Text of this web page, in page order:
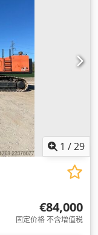
1 /29
€84,000
固定价格 不含增值税